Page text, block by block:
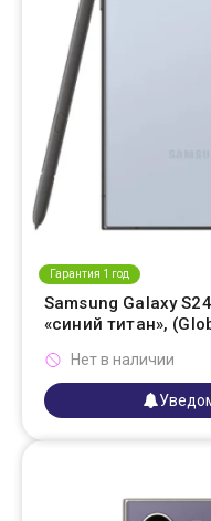
Гарантия 1 год
Samsung Galaxy
«синий титан»,
Нет в наличии